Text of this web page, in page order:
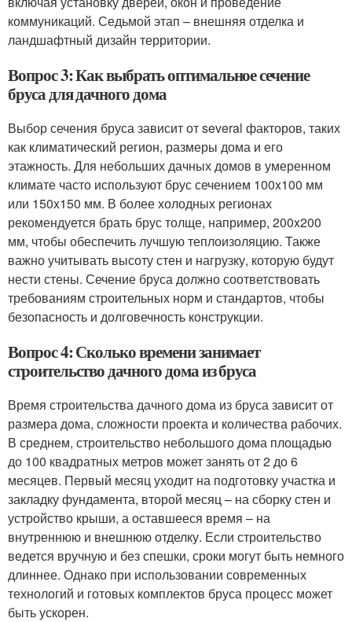
коммуникаций. Седьмой этап – внешняя отделка и
ландшафтный дизайн территории.
Вопрос 3: Как выбрать оптимальное сечение
бруса для дачного дома
Выбор сечения бруса зависит от several факторов, таких
как климатический регион, размеры дома и его
этажность. Для небольших дачных домов в умеренном
климате часто используют брус сечением 100x100 мм
или 150x150 мм. В более холодных регионах
рекомендуется брать брус толще, например, 200x200
мм, чтобы обеспечить лучшую теплоизоляцию. Также
важно учитывать высоту стен и нагрузку, которую будут
нести стены. Сечение бруса должно соответствовать
требованиям строительных норм и стандартов, чтобы
безопасность и долговечность конструкции.
Вопрос 4: Сколько времени занимает
строительство дачного дома из бруса
Время строительства дачного дома из бруса зависит от
размера дома, сложности проекта и количества рабочих.
В среднем, строительство небольшого дома площадью
до 100 квадратных метров может занять от 2 до 6
месяцев. Первый месяц уходит на подготовку участка и
закладку фундамента, второй месяц – на сборку стен и
устройство крыши, а оставшееся время – на
внутреннюю и внешнюю отделку. Если строительство
ведется вручную и без спешки, сроки могут быть немного
длиннее. Однако при использовании современных
технологий и готовых комплектов бруса процесс может
быть ускорен.